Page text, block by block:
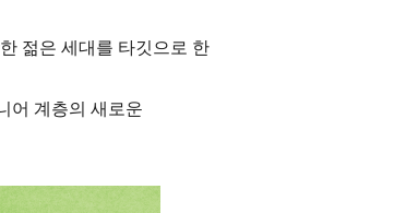
젊은 세대를 타깃으로 한
어 계층의 새로운